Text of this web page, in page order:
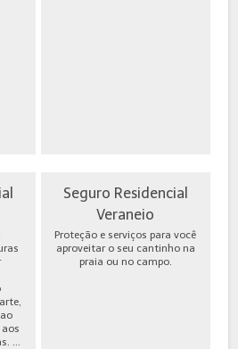
...
Seguro Residencial
Veraneio
Proteção e serviços para você
aproveitar o seu cantinho na
praia ou no campo.